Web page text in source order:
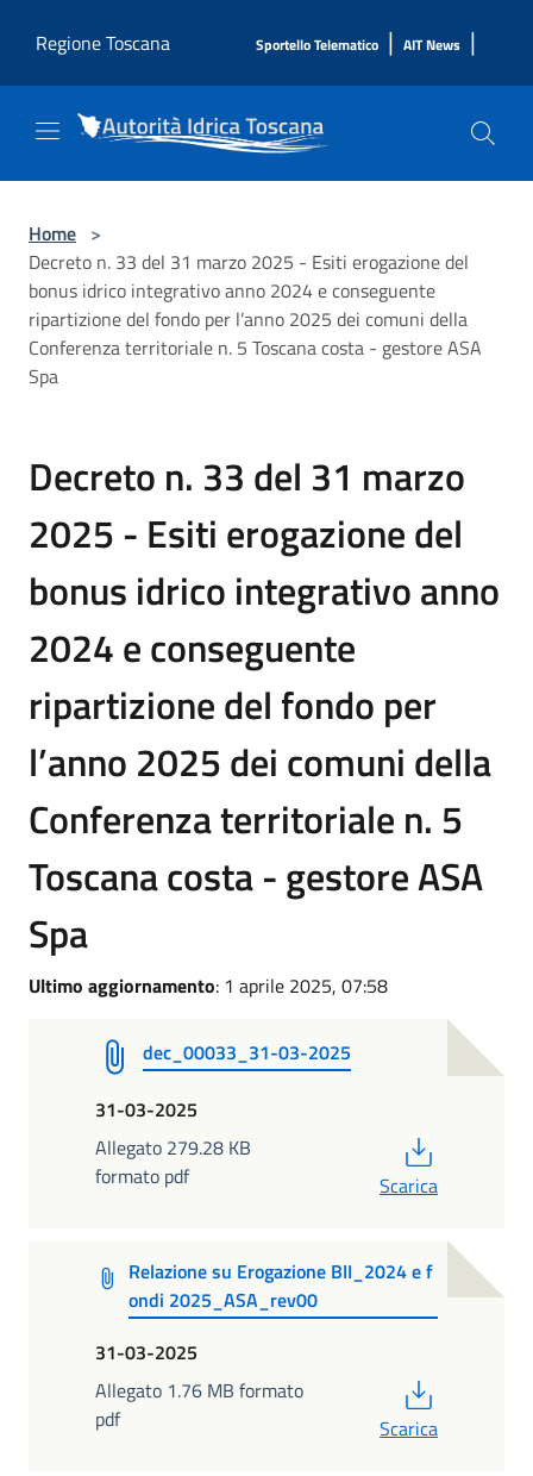
Regione Toscana
Sportello Telematico | AIT News |
Home >
Decreto n. 33 del 31 marzo 2025 - Esiti erogazione del
bonus idrico integrativo anno 2024 e conseguente
ripartizione del fondo per l’anno 2025 dei comuni della
Conferenza territoriale n. 5 Toscana costa - gestore ASA
Spa
Decreto n. 33 del 31 marzo
2025 - Esiti erogazione del
bonus idrico integrativo anno
2024 e conseguente
ripartizione del fondo per
l’anno 2025 dei comuni della
Conferenza territoriale n. 5
Toscana costa - gestore ASA
Spa
Ultimo aggiornamento: 1 aprile 2025, 07:58
dec_00033_31-03-2025
31-03-2025
Allegato 279.28 KB
formato pdf
Scarica
Relazione su Erogazione BII_2024 e f
ondi 2025_ASA_rev00
31-03-2025
Allegato 1.76 MB formato
pdf
Scarica